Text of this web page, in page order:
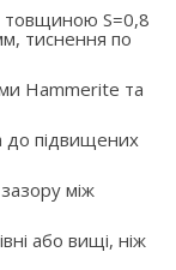
товщиною S=0,8
тиснення по
Hammerite та
до підвищених
між
або вищі, ніж